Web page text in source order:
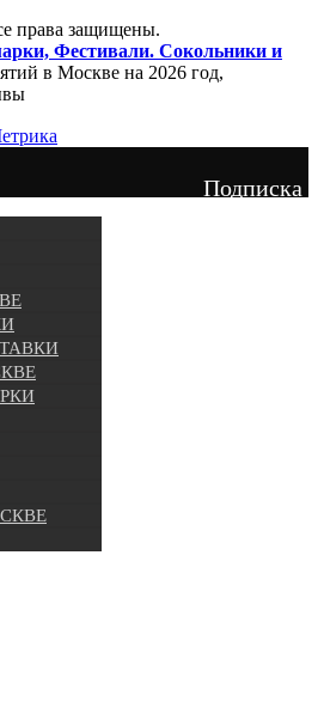
права защищены.
Фестивали. Сокольники и
в Москве на 2026 год,
Подписка